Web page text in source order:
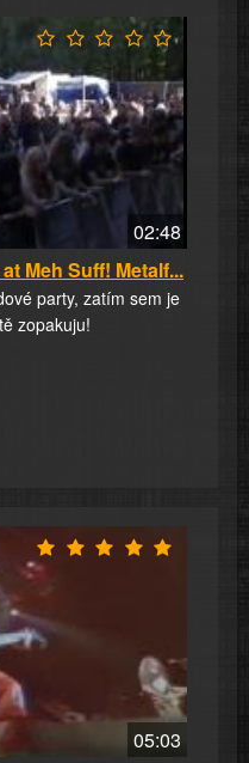
02:48
Meh Suff! Metalf...
party, zatím sem je
zopakuju!
05:03